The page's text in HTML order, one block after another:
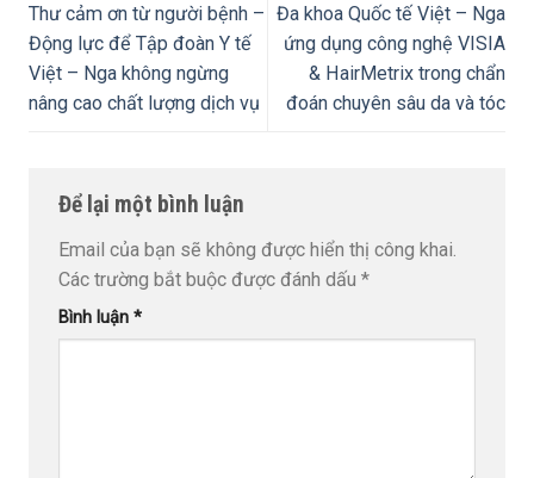
Thư cảm ơn từ người bệnh –
Động lực để Tập đoàn Y tế
Việt – Nga không ngừng
nâng cao chất lượng dịch vụ
Đa khoa Quốc tế Việt – Nga
ứng dụng công nghệ VISIA
& HairMetrix trong chẩn
đoán chuyên sâu da và tóc
Để lại một bình luận
Email của bạn sẽ không được hiển thị công khai.
Các trường bắt buộc được đánh dấu *
Bình luận *